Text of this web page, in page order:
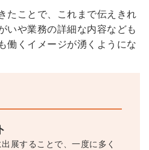
たことで、これまで伝えきれ
いや業務の詳細な内容なども
働くイメージが湧くようにな
展することで、一度に多く
採用課題の解決、新しい採用の
取り組みなどを取材したインタ
ビュー記事が読める
採用にまつわる独自の調査レポ